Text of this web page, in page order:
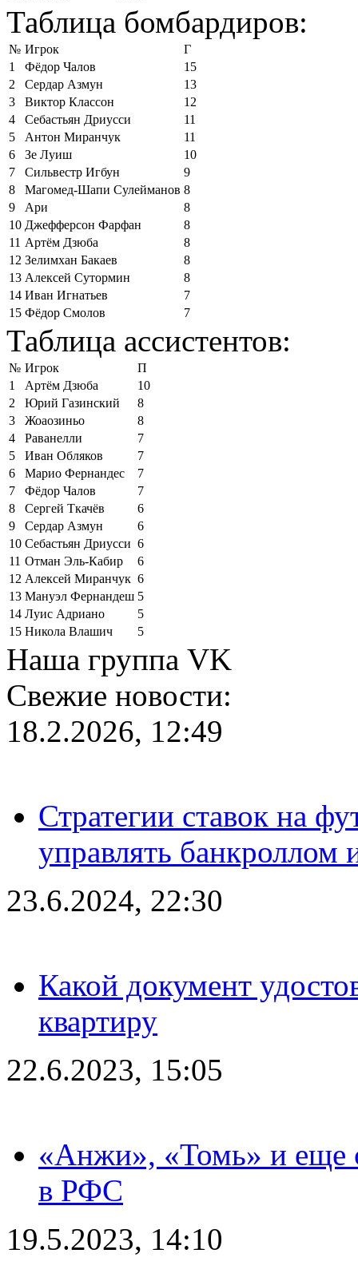
Таблица бомбардиров:
№ Игрок
Г
1
Фёдор Чалов
15
2
Сердар Азмун
13
3
Виктор Классон
12
4
Себастьян Дриусси
11
5
Антон Миранчук
11
6
Зе Луиш
10
7
Сильвестр Игбун
9
8
Магомед-Шапи Сулейманов 8
9
Ари
8
10 Джефферсон Фарфан
8
11 Артём Дзюба
8
12 Зелимхан Бакаев
8
13 Алексей Сутормин
8
14 Иван Игнатьев
7
15 Фёдор Смолов 7
Таблица ассистентов:
№ Игрок
П
1
Артём Дзюба
10
2
Юрий Газинский
8
3
Жоаозиньо
8
4
Раванелли
7
5
Иван Обляков
7
6
Марио Фернандес
7
7
Фёдор Чалов
7
8
Сергей Ткачёв
6
9
Сердар Азмун
6
10 Себастьян Дриусси 6
11 Отман Эль-Кабир
6
12 Алексей Миранчук 6
13 Мануэл Фернандеш 5
14 Луис Адриано
5
15 Никола Влашич 5
Наша группа VK
Свежие новости:
18.2.2026, 12:49
Стратегии ставок на
управлять банкроллом
23.6.2024, 22:30
Какой документ
квартиру
22.6.2023, 15:05
«Анжи», «Томь» и еще
в РФС
19.5.2023, 14:10